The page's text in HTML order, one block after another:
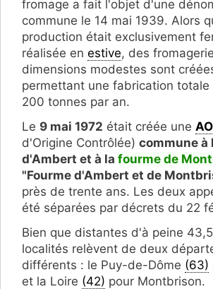
fromage a fait l'objet d'une
commune le 14 mai 1939. Alors
production était exclusivement
réalisée en estive, des
dimensions modestes sont
permettant une fabrication totale
200 tonnes par an.
Le 9 mai 1972 était créée une
d'Origine Contrôlée) commune à
d'Ambert et à la fourme de
"Fourme d'Ambert et de
près de trente ans. Les deux
été séparées par décrets du 22
Bien que distantes d'à peine 43,5
localités relèvent de deux
différents : le Puy-de-Dôme (63)
et la Loire (42) pour Montbrison.